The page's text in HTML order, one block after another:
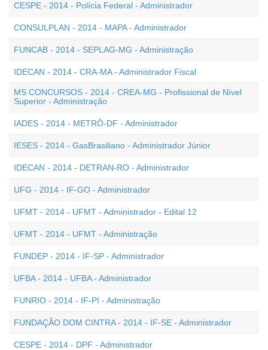
CESPE - 2014 - Polícia Federal - Administrador
CONSULPLAN - 2014 - MAPA - Administrador
FUNCAB - 2014 - SEPLAG-MG - Administração
IDECAN - 2014 - CRA-MA - Administrador Fiscal
MS CONCURSOS - 2014 - CREA-MG - Profissional de Nível
Superior - Administração
IADES - 2014 - METRÔ-DF - Administrador
IESES - 2014 - GasBrasiliano - Administrador Júnior
IDECAN - 2014 - DETRAN-RO - Administrador
UFG - 2014 - IF-GO - Administrador
UFMT - 2014 - UFMT - Administrador - Edital 12
UFMT - 2014 - UFMT - Administração
FUNDEP - 2014 - IF-SP - Administrador
UFBA - 2014 - UFBA - Administrador
FUNRIO - 2014 - IF-PI - Administração
FUNDAÇÃO DOM CINTRA - 2014 - IF-SE - Administrador
CESPE - 2014 - DPF - Administrador